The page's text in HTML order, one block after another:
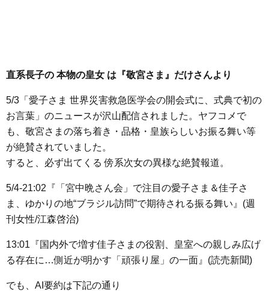
直系長子の 本物の皇女 は『敬宮さま』だけさんより
5/3「愛子さま 世界災害救急医学会の開会式に、式典で初の
お言葉」のニュースが沢山配信されました。ヤフコメで
も、敬宮さまの落ち着き・品格・皇族らしいお振る舞い等
が絶賛されていました。
すると、必ず出てくる 傍系次女の異様な絶賛報道。
5/4-21:02『「宮中晩さん会」で注目の愛子さま＆佳子さ
ま、ゆかりの地“ブラジル訪問”で期待される振る舞い』(週
刊女性/江森啓治)
13:01『国内外で増す佳子さまの役割、皇室への親しみ広げ
る存在に…側近が明かす「頑張り屋」の一面』(読売新聞)
でも、AI要約は下記の通り